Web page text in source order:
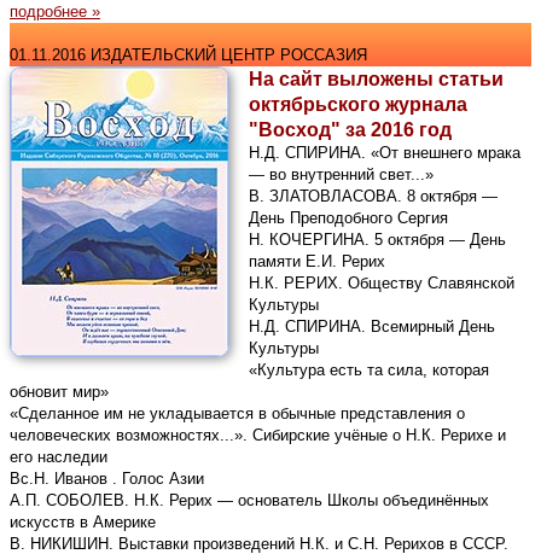
подробнее »
01.11.2016 ИЗДАТЕЛЬСКИЙ ЦЕНТР РОССАЗИЯ
На сайт выложены статьи
октябрьского журнала
"Восход" за 2016 год
Н.Д. СПИРИНА. «От внешнего мрака
— во внутренний свет...»
В. ЗЛАТОВЛАСОВА. 8 октября —
День Преподобного Сергия
Н. КОЧЕРГИНА. 5 октября — День
памяти Е.И. Рерих
Н.К. РЕРИХ. Обществу Славянской
Культуры
Н.Д. СПИРИНА. Всемирный День
Культуры
«Культура есть та сила, которая
обновит мир»
«Сделанное им не укладывается в обычные представления о
человеческих возможностях...». Сибирские учёные о Н.К. Рерихе и
его наследии
Вс.Н. Иванов . Голос Азии
А.П. СОБОЛЕВ. Н.К. Рерих — основатель Школы объединённых
искусств в Америке
В. НИКИШИН. Выставки произведений Н.К. и С.Н. Рерихов в СССР.